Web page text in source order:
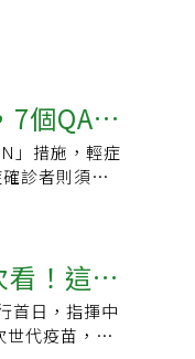
個QA掌
」措施，輕症
診者則須通
，則要全程
醫。「元氣
，但無症狀
症者，建議
狀或症狀緩
！這幾
首日，指揮中
代疫苗，包